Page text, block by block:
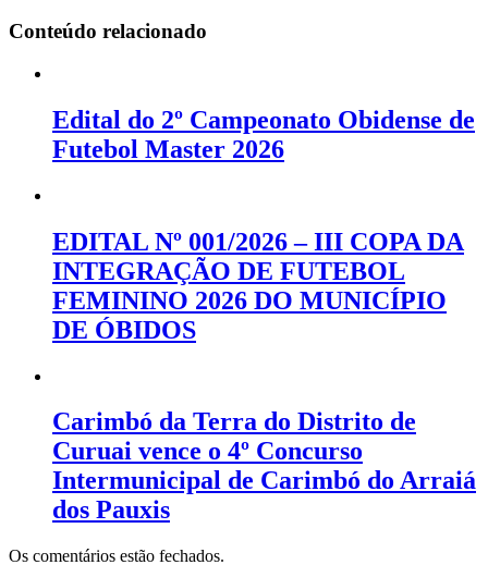
Conteúdo relacionado
Edital do 2º Campeonato Obidense de
Futebol Master 2026
EDITAL Nº 001/2026 – III COPA DA
INTEGRAÇÃO DE FUTEBOL
FEMININO 2026 DO MUNICÍPIO
DE ÓBIDOS
Carimbó da Terra do Distrito de
Curuai vence o 4º Concurso
Intermunicipal de Carimbó do Arraiá
dos Pauxis
Os comentários estão fechados.